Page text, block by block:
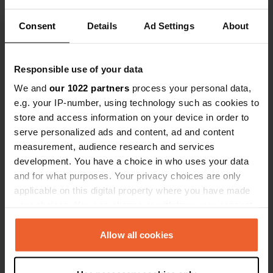
Consent Details Ad Settings About
Responsible use of your data
We and our 1022 partners process your personal data,
e.g. your IP-number, using technology such as cookies to
store and access information on your device in order to
serve personalized ads and content, ad and content
measurement, audience research and services
development. You have a choice in who uses your data
and for what purposes. Your privacy choices are only
applicable on this digital property where you have made
any time from the Cookie Declaration or by clicking on
the Privacy trigger icon.Allow all cookies
Traduit par GoogleAfficher l'original
Voir tous les 59 avis
Es-tu déjà venu ici ?
Contact
Carrer 9 d'Octubre 48
03509, Finestrat, Espagne